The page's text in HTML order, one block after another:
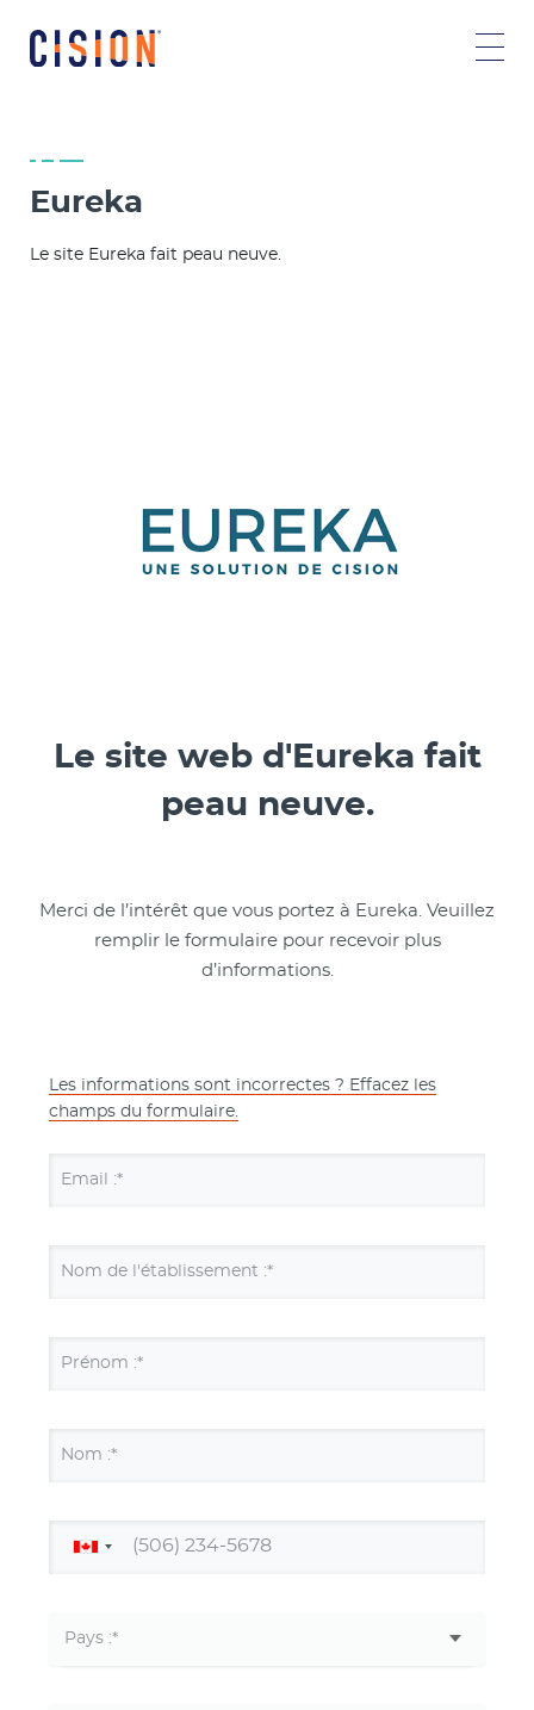
Eureka
Le site Eureka fait peau neuve.
Le site web d'Eureka fait
peau neuve.
Merci de l’intérêt que vous portez à Eureka. Veuillez
remplir le formulaire pour recevoir plus
d’informations.
Les informations sont incorrectes ? Effacez les
champs du formulaire.
Email :*
Nom de l'établissement :*
Prénom :*
Nom :*